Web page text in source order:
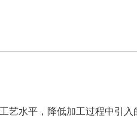
艺水平，降低加工过程中引